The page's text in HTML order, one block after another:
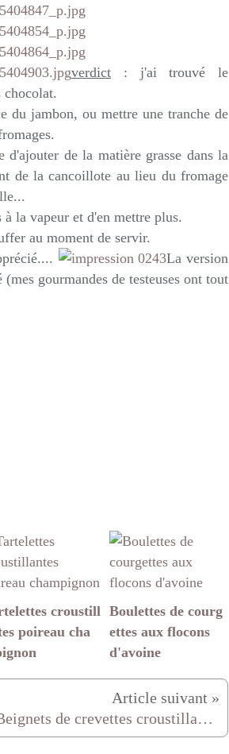
verdict : j'ai trouvé le
chocolat.
du jambon, ou mettre une tranche de
de la matière grasse dans la
de la cancoillote au lieu du fromage
la vapeur et d'en mettre plus.
au moment de servir.
La version
gourmandes de testeuses ont tout
croustill
poireau cha
Boulettes de courg
ettes aux flocons
d'avoine
Beignets de crevettes croustillants, le secret...